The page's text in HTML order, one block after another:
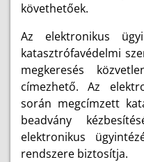
követhetőek.
Az elektronikus
katasztrófavédelmi
megkeresés
címezhető. Az
során megcímzett
beadvány
elektronikus
rendszere biztosítja.